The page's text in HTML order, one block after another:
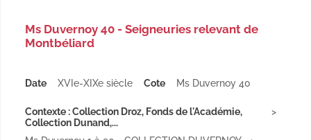
Ms Duvernoy 40 - Seigneuries relevant de
Montbéliard
Date XVIe-XIXe siècle Cote Ms Duvernoy 40
Contexte : Collection Droz, Fonds de l'Académie,
Collection Dunand,...